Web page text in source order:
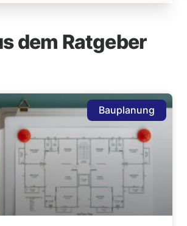
dem Ratgeber
Bauplanung